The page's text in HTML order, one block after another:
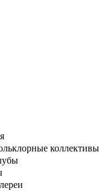
коллективы